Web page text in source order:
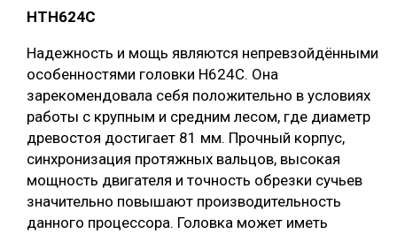
НТH624C
Надежность и мощь являются непревзойдёнными
особенностями головки H624C. Она
зарекомендовала себя положительно в условиях
работы с крупным и средним лесом, где диаметр
древостоя достигает 81 мм. Прочный корпус,
синхронизация протяжных вальцов, высокая
мощность двигателя и точность обрезки сучьев
значительно повышают производительность
данного процессора. Головка может иметь